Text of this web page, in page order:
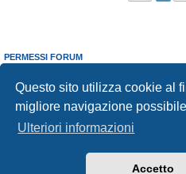
Questo sito utilizza cookie al
migliore navigazione possibile
Ulteriori informazioni
Accetto
PERMESSI FORUM
Non puoirispondere negli argomenti
Non puoimodificare i tuoi messaggi
Non puoicancellare i tuoi messaggi
Non puoi
inviare allegati
phpBB® Forum